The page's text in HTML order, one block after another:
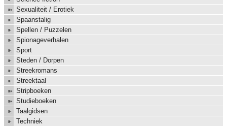
Sexualiteit / Erotiek
Spaanstalig
Spellen / Puzzelen
Spionageverhalen
Sport
Steden / Dorpen
Streekromans
Streektaal
Stripboeken
Studieboeken
Taalgidsen
Techniek